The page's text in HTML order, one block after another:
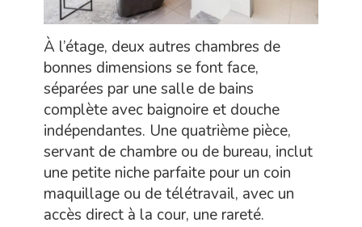
À l’étage, deux autres chambres de
bonnes dimensions se font face,
séparées par une salle de bains
complète avec baignoire et douche
indépendantes. Une quatrième pièce,
servant de chambre ou de bureau, inclut
une petite niche parfaite pour un coin
maquillage ou de télétravail, avec un
accès direct à la cour, une rareté.